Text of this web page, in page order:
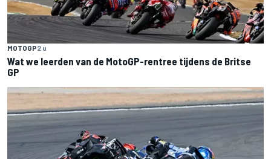
MOTOGP2 u
Wat we leerden van de MotoGP-rentree tijdens de Britse
GP